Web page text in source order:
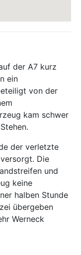
der A7 kurz
ein
von der
kam schwer
der verletzte
Die
und
keine
halben Stunde
übergeben
Werneck